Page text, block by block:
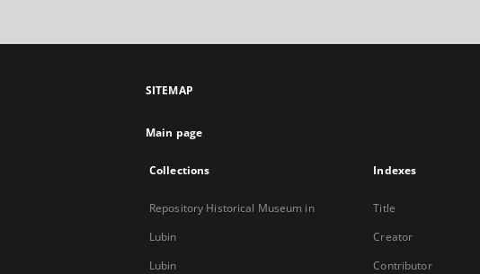
SITEMAP
Main page
Collections
Repository Historical Museum in
Lubin
Lubin
Indexes
Title
Creator
Contributor